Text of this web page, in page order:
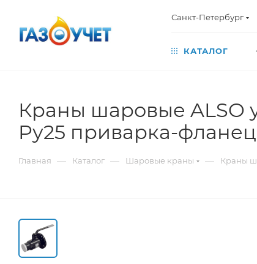
Санкт-Петербург
КАТАЛОГ
Краны шаровые ALSO
Pу25 приварка-
Главная — Каталог — Шаровые краны — Краны